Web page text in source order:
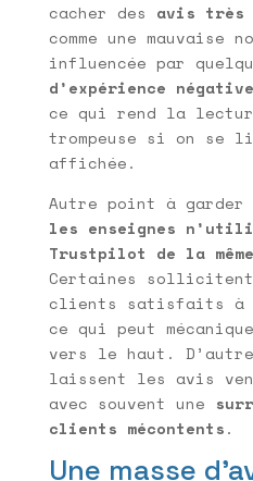
cacher des avis très
comme une mauvaise
influencée par
d’expérience
ce qui rend la
trompeuse si on se
affichée.
Autre point à
les enseignes
Trustpilot de la
Certaines
clients satisfaits à
ce qui peut
vers le haut.
laissent les avis
avec souvent une
clients mécontents.
Une masse